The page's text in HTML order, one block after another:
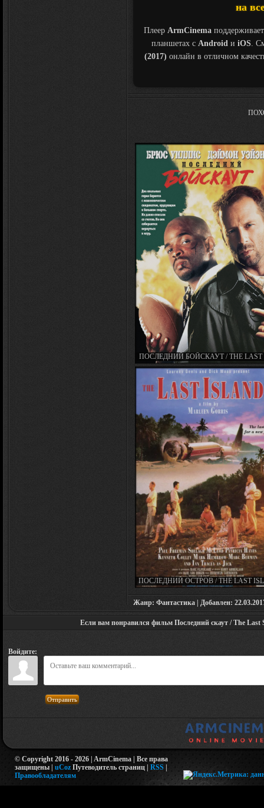
на
Плеер ArmCinema
планшетах с Androidи iOS.
(2017) онлайн в отличном
ПОСЛЕДНИЙ БОЙСКАУТ / THE LAST
SCOUT (1991)
ПОСЛЕДНИЙ ОСТРОВ / THE LAST
(1990)
Жанр: Фантастика | Добавлен:
Если вам понравился фильм Последний скаут / The Last
Войдите:
Отправить
© Copyright 2016 - 2026 | ArmCinema | Все права
защищены | uCoz Путеводитель страниц | RSS |
Правообладателям